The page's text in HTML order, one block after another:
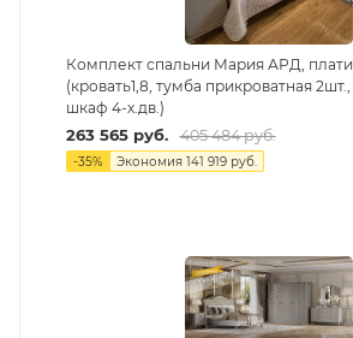
Комплект спальни Мария АРД,
(кровать1,8, тумба прикроватная
шкаф 4-х.дв.)
263 565руб. 405 484руб.
-35% Экономия 141 919руб.